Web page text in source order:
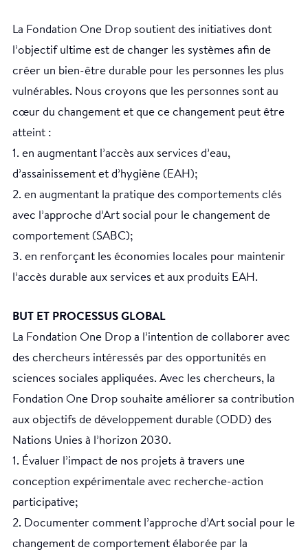
La Fondation One Drop soutient des initiatives dont
l’objectif ultime est de changer les systèmes afin de
créer un bien-être durable pour les personnes les plus
vulnérables. Nous croyons que les personnes sont au
cœur du changement et que ce changement peut être
atteint :
1. en augmentant l’accès aux services d’eau,
d’assainissement et d’hygiène (EAH);
2. en augmentant la pratique des comportements clés
avec l’approche d’Art social pour le changement de
comportement (SABC);
3. en renforçant les économies locales pour maintenir
l’accès durable aux services et aux produits EAH.
BUT ET PROCESSUS GLOBAL
La Fondation One Drop a l’intention de collaborer avec
des chercheurs intéressés par des opportunités en
sciences sociales appliquées. Avec les chercheurs, la
Fondation One Drop souhaite améliorer sa contribution
aux objectifs de développement durable (ODD) des
Nations Unies à l’horizon 2030.
1. Évaluer l’impact de nos projets à travers une
conception expérimentale avec recherche-action
participative;
2. Documenter comment l’approche d’Art social pour le
changement de comportement élaborée par la